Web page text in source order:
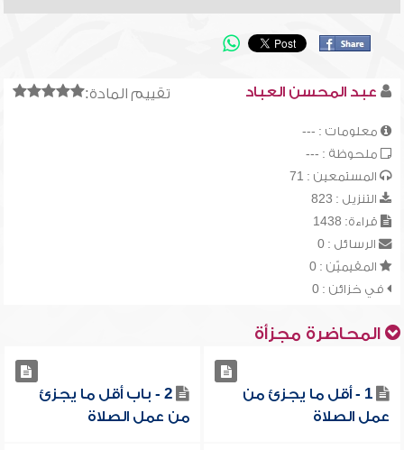
تقييم المادة: عبد المحسن العباد
معلومات : ---
ملحوظة : ---
المستمعين : 71
التنزيل : 823
قراءة: 1438
الرسائل : 0
المقيميّن : 0
في خزائن : 0
المحاضرة مجزأة
1 - أقل ما يجزئ من
عمل الصلاة
2 - باب أقل ما يجزئ
من عمل الصلاة